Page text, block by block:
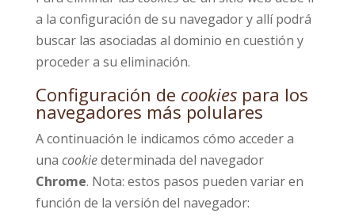
a la configuración de su navegador y allí podrá
buscar las asociadas al dominio en cuestión y
proceder a su eliminación.
Configuración de cookiespara los
navegadores más polulares
A continuación le indicamos cómo acceder a
una cookiedeterminada del navegador
Chrome. Nota: estos pasos pueden variar en
función de la versión del navegador: